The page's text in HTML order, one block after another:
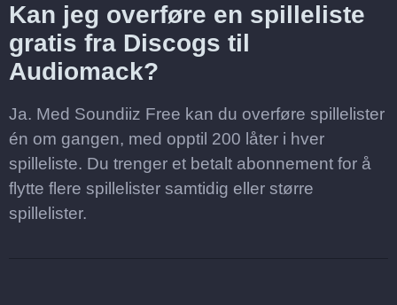
Kan jeg overføre en spilleliste
gratis fra Discogs til
Audiomack?
Ja. Med Soundiiz Free kan du overføre spillelister
én om gangen, med opptil 200 låter i hver
spilleliste. Du trenger et betalt abonnement for å
flytte flere spillelister samtidig eller større
spillelister.